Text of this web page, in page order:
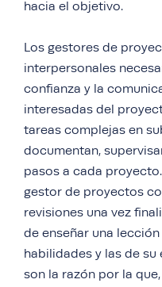
hacia el objetivo.
Los gestores de
interpersonales
confianza y la
interesadas del
tareas complejas en
documentan,
pasos a cada
gestor de proyectos
revisiones una vez
de enseñar una
habilidades y las de su
son la razón por la